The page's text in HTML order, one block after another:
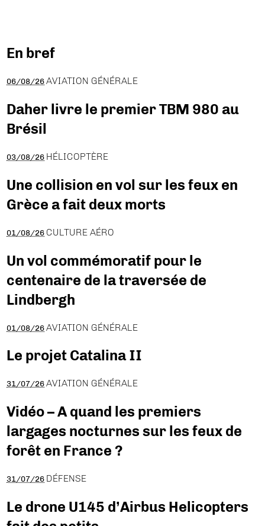
En bref
06/08/26 AVIATION GÉNÉRALE
Daher livre le premier TBM 980 au
Brésil
03/08/26 HÉLICOPTÈRE
Une collision en vol sur les feux en
Grèce a fait deux morts
01/08/26 CULTURE AÉRO
Un vol commémoratif pour le
centenaire de la traversée de
Lindbergh
01/08/26 AVIATION GÉNÉRALE
Le projet Catalina II
31/07/26 AVIATION GÉNÉRALE
Vidéo – A quand les premiers
largages nocturnes sur les feux de
forêt en France ?
31/07/26 DÉFENSE
Le drone U145 d’Airbus Helicopters